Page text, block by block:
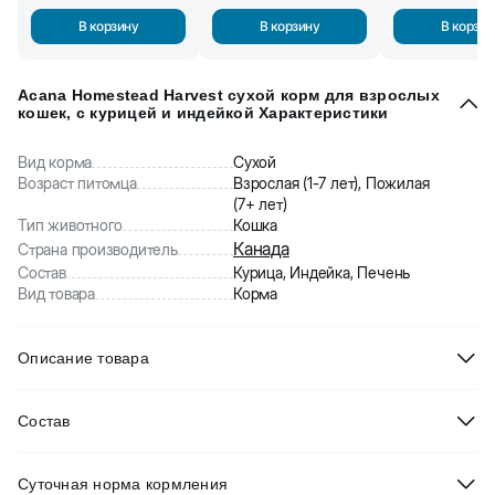
В корзину В корзину В
Acana Homestead Harvest сухой корм для взрослых
кошек, с курицей и индейкой Характеристики
Вид корма
Сухой
Возраст питомца
Взрослая (1-7 лет), Пожилая
(7+ лет)
Тип животного
Кошка
Страна производитель
Канада
Состав
Курица, Индейка, Печень
Вид товара
Корма
Описание товара
курицей и индейкой—холистик корм высочайшего качества от
Состав
дегидратированная (13%), цельный овес, цельный горох, куриный
Суточная норма кормления